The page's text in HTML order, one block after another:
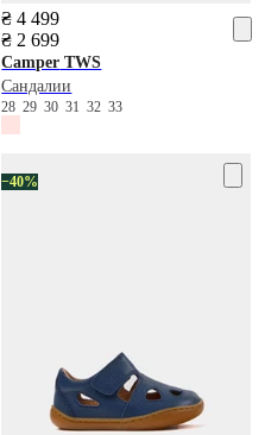
₴ 4 499
₴ 2 699
Camper TWS
Сандалии
282930313233
−40%